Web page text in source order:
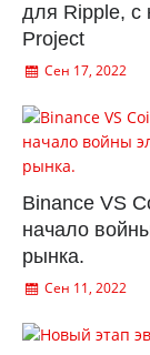
для Ripple, с
Project
Сен 17, 2022
Binance VS
начало
рынка.
Сен 11, 2022